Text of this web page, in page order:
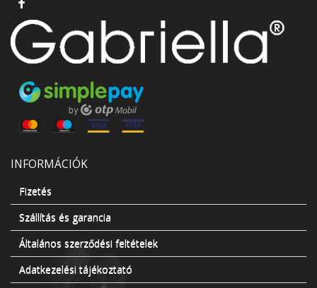
INFORMÁCIÓK
Fizetés
Szállítás és garancia
Általános szerződési feltételek
Adatkezelési tájékoztató